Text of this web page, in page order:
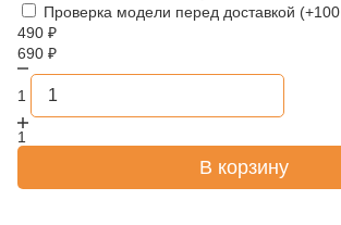
Проверка модели перед доставкой (+100
490 ₽
690 ₽
1
1
В корзину